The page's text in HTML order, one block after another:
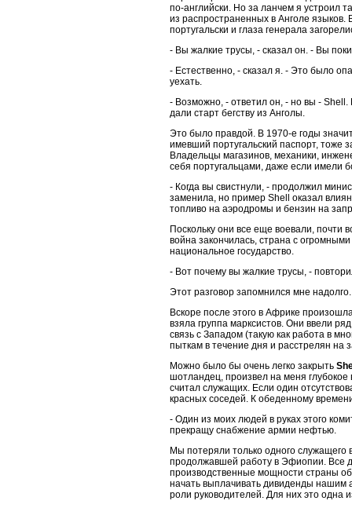
по-английски. Но за ланчем я устроил
из распространенных в Анголе языков.
португальски и глаза генерала
- Вы жалкие трусы, - сказал он. - Вы
- Естественно, - сказал я. - Это было
уехать.
- Возможно, - ответил он, - но вы -
дали старт бегству из Анголы.
Это было правдой. В 1970-е годы
имевший португальский паспорт, тоже
Владельцы магазинов, механики,
себя португальцами, даже если имели
- Когда вы свистнули, - продолжил
заменила, но пример Shell оказал
топливо на аэродромы и бензин на
Поскольку они все еще воевали, почти
война закончилась, страна с
национальное государство.
- Вот почему вы жалкие трусы, -
Этот разговор запомнился мне надолго.
Вскоре после этого в Африке
взяла группа марксистов. Они ввели
связь с Западом (такую как работа в
пыткам в течение дня и расстрелян на
Можно было бы очень легко закрыть
шотландец, произвел на меня
считал служащих. Если один
красных соседей. К обеденному
- Один из моих людей в руках этого
прекращу снабжение армии нефтью.
Мы потеряли только одного служащего
продолжавшей работу в Эфиопии. Все
производственные мощности страны
начать выплачивать дивиденды
роли руководителей. Для них это одна